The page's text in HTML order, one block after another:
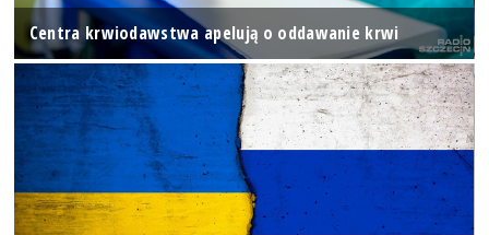
Centra krwiodawstwa apelują o oddawanie krwi